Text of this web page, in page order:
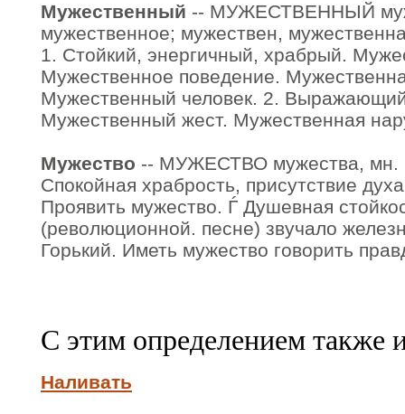
Мужественный -- МУЖЕСТВЕННЫЙ
мужественное; мужествен,
1. Стойкий, энергичный, храбрый.
Мужественное поведение.
Мужественный человек. 2.
Мужественный жест. Мужественная
Мужество -- МУЖЕСТВО мужества, мн.
Спокойная храбрость, присутствие
Проявить мужество. Ѓ Душевная
(революционной. песне) звучало
Горький. Иметь мужество говорить
С этим определением также
Наливать